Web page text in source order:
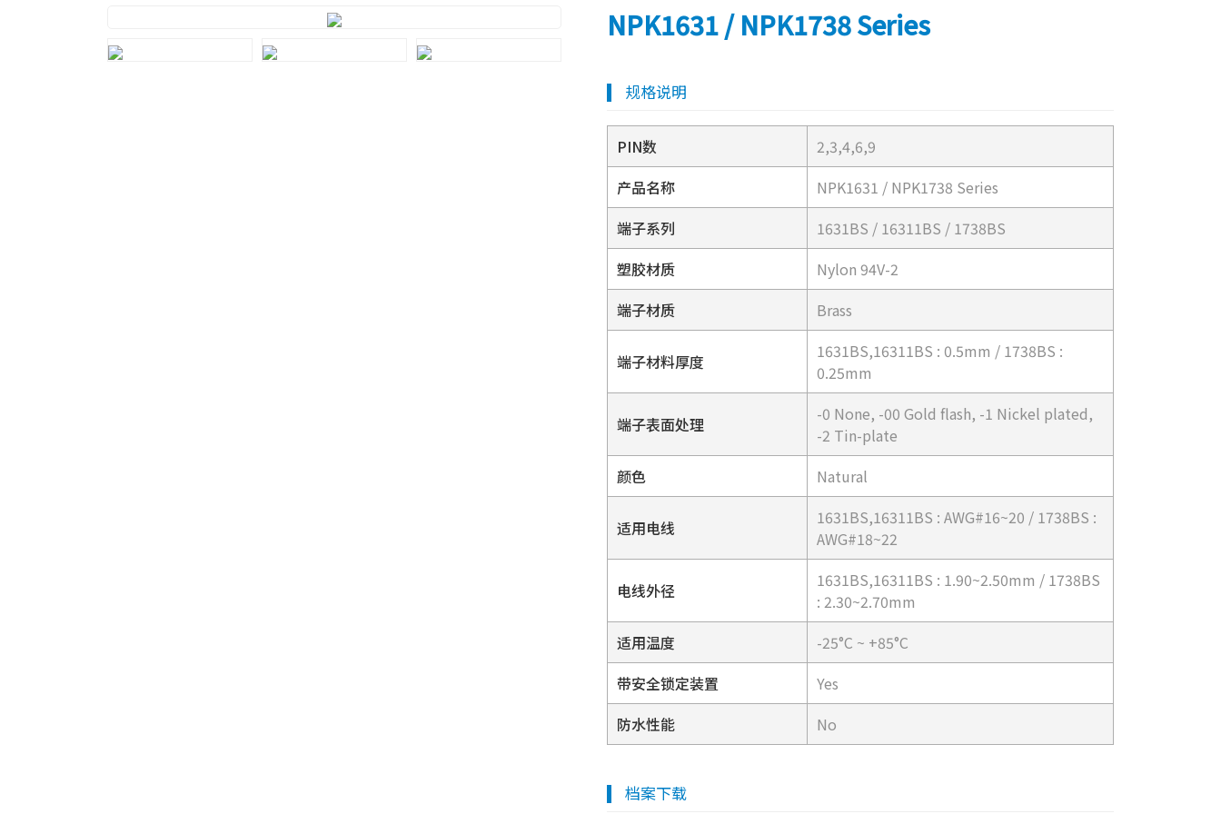
NPK1631 / NPK1738 Series
规格说明
PIN数
2,3,4,6,9
产品名称
NPK1631 / NPK1738 Series
端子系列
1631BS / 16311BS / 1738BS
塑胶材质
Nylon 94V-2
端子材质
Brass
端子材料厚度
1631BS,16311BS : 0.5mm / 1738BS :
0.25mm
端子表面处理
-0 None, -00 Gold flash, -1 Nickel plated,
-2 Tin-plate
颜色
Natural
适用电线
1631BS,16311BS : AWG#16~20 / 1738BS :
AWG#18~22
电线外径
1631BS,16311BS : 1.90~2.50mm / 1738BS
: 2.30~2.70mm
适用温度
-25°C ~ +85°C
带安全锁定装置
Yes
防水性能
No
档案下载